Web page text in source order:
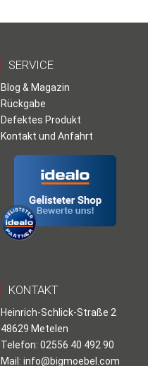
SERVICE
Blog & Magazin
Rückgabe
Defektes Produkt
Kontakt und Anfahrt
KONTAKT
Heinrich-Schlick-Straße 2
48629 Metelen
Telefon: 02556 40 492 90
Mail: info@bigmoebel.com